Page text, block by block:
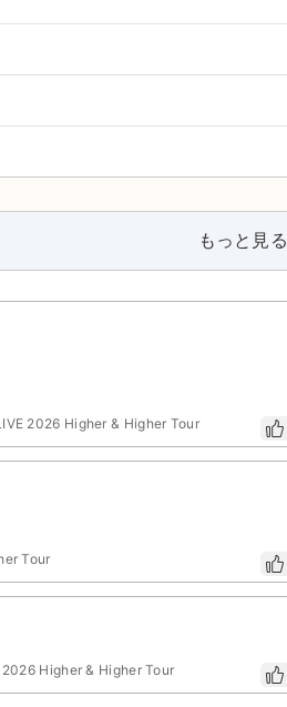
もっと見る
2026 Higher & Higher Tour
Tour
2026 Higher & Higher Tour